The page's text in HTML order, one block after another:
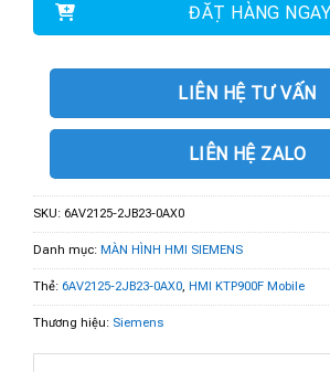
ĐẶT HÀNG NGAY
LIÊN HỆ TƯ VẤN
LIÊN HỆ ZALO
SKU: 6AV2125-2JB23-0AX0
Danh mục: MÀN HÌNH HMI SIEMENS
Thẻ: 6AV2125-2JB23-0AX0, HMI KTP900F Mobile
Thương hiệu: Siemens